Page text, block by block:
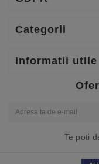
Categorii
Informatii utile
Te poti